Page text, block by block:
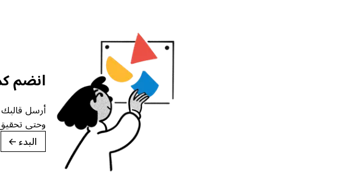
انضم
وحتى
البدء →